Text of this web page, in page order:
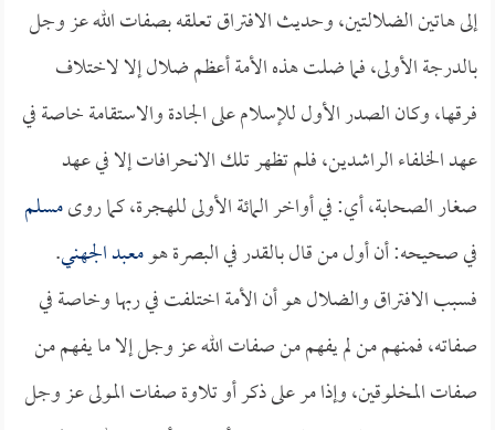
إلى هاتين الضلالتين، وحديث الافتراق تعلقه بصفات الله عز وجل
بالدرجة الأولى، فما ضلت هذه الأمة أعظم ضلال إلا لاختلاف
فرقها، وكان الصدر الأول للإسلام على الجادة والاستقامة خاصة في
عهد الخلفاء الراشدين، فلم تظهر تلك الانحرافات إلا في عهد
صغار الصحابة، أي: في أواخر المائة الأولى للهجرة، كما روىمسلم
في صحيحه: أن أول من قال بالقدر في البصرة هومعبد الجهني.
فسبب الافتراق والضلال هو أن الأمة اختلفت في ربها وخاصة في
صفاته، فمنهم من لم يفهم من صفات الله عز وجل إلا ما يفهم من
صفات المخلوقين، وإذا مر على ذكر أو تلاوة صفات المولى عز وجل